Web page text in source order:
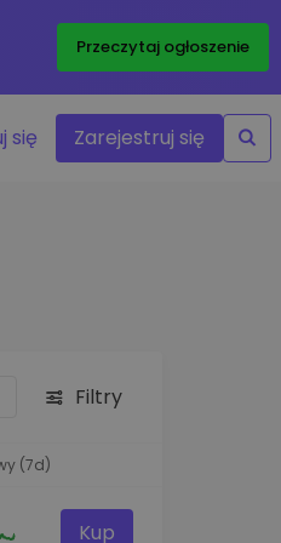
Przeczytaj ogłoszenie
się Zarejestruj się
Filtry
(7d)
Kup